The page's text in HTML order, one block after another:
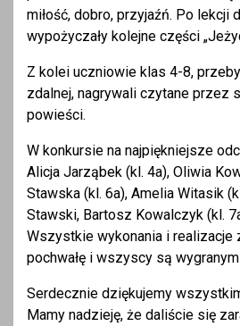
miłość, dobro, przyjaźń. Po lekcji
wypożyczały kolejne części
Z kolei uczniowie klas 4-8,
zdalnej, nagrywali czytane przez
powieści.
W konkursie na najpiękniejsze
Alicja Jarząbek (kl. 4a), Oliwia
Stawska (kl. 6a), Amelia Witasik
Stawski, Bartosz Kowalczyk (kl.
Wszystkie wykonania i realizacje
pochwałę i wszyscy są
Serdecznie dziękujemy
Mamy nadzieję, że daliście się